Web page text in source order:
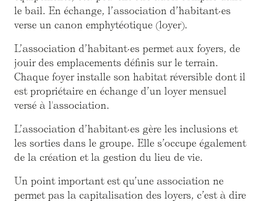
le bail. En échange, l’association d’habitant·es
verse un canon emphytéotique (loyer).
L’association d’habitant·es permet aux foyers, de
jouir des emplacements définis sur le terrain.
Chaque foyer installe son habitat réversible dont il
est propriétaire en échange d’un loyer mensuel
versé à l'association.
L’association d’habitant·es gère les inclusions et
les sorties dans le groupe. Elle s’occupe également
de la création et la gestion du lieu de vie.
Un point important est qu’une association ne
permet pas la capitalisation des loyers, c’est à dire